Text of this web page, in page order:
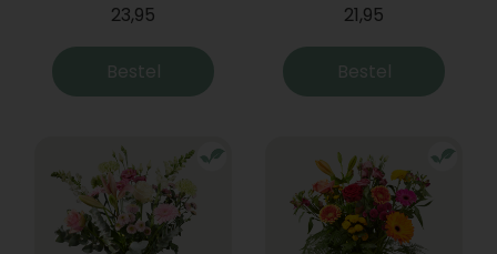
23,95
Bestel
21,95
Bestel